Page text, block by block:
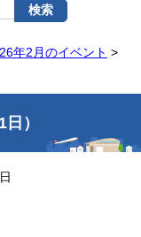
年2月のイベント >
）